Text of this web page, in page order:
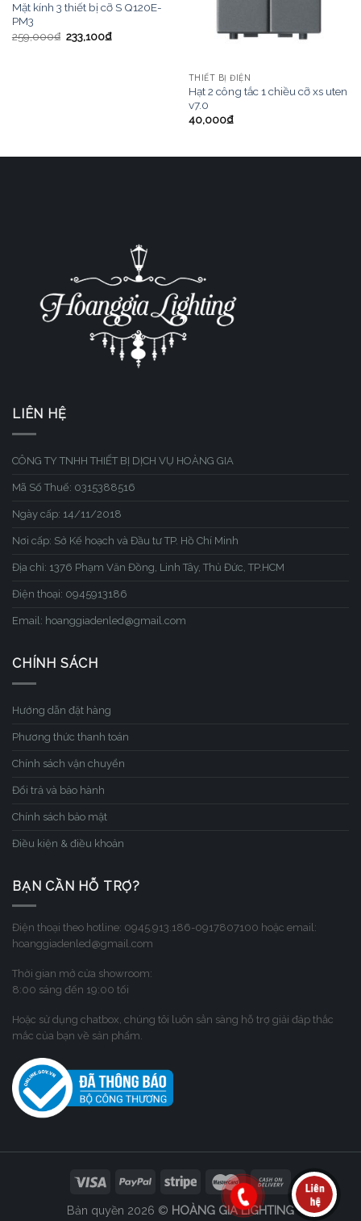
Mặt kính 3 thiết bị cỡ S Q120E-
PM3
259,000₫ 233,100₫
THIẾT BỊ ĐIỆN
Hạt 2 công tắc 1 chiều cỡ xs uten
v7.0
40,000₫
LIÊN HỆ
CÔNG TY TNHH THIẾT BỊ DỊCH VỤ HOÀNG GIA
Mã Số Thuế: 0315388516
Ngày cấp: 14/11/2018
Nơi cấp: Sở Kế hoạch và Đầu tư TP. Hồ Chí Minh
Địa chỉ: 1376 Phạm Văn Đồng, Linh Tây, Thủ Đức, TP.HCM
Điện thoại: 0945913186
Email: hoanggiadenled@gmail.com
CHÍNH SÁCH
Hướng dẫn đặt hàng
Phương thức thanh toán
Chính sách vận chuyển
Đổi trả và bảo hành
Chính sách bảo mật
Điều kiện & điều khoản
BẠN CẦN HỖ TRỢ?
Điện thoại theo hotline: 0945.913.186-0917807100 hoặc email:
hoanggiadenled@gmail.com
Thời gian mở cửa showroom:
8:00 sáng đến 19:00 tối
Hoặc sử dụng chatbox, chúng tôi luôn sẳn sàng hỗ trợ giải đáp thắc
mắc của bạn về sản phẩm.
Bản quyền 2026 © HOÀNG GIA LIGHTING